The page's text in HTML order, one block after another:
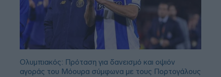
Ολυμπιακός: Πρόταση για δανεισμό και οψιόν
αγοράς του Μόουρα σύμφωνα με τους Πορτογάλους